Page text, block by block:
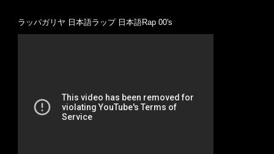
ラッパガリヤ 日本語ラップ 日本語Rap 00's